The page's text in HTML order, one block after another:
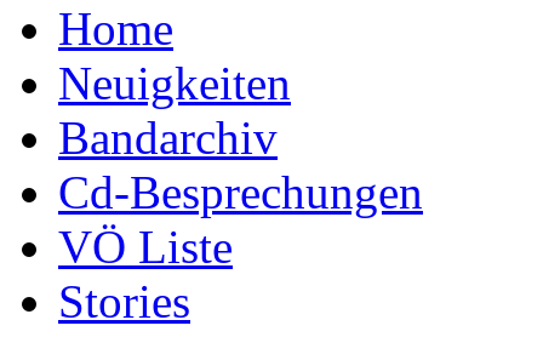
Home
Neuigkeiten
Bandarchiv
Cd-Besprechungen
VÖ Liste
Stories